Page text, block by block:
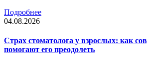
Подробнее
04.08.2026
Страх стоматолога у взрослых: как
помогают его преодолеть